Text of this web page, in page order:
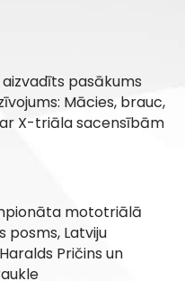
pasākums
Mācies, brauc,
X-triāla sacensībām
mototriālā
posms, Latviju
Pričins un